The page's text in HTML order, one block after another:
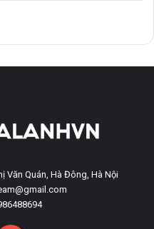
Văn Quán, Hà Đông, Hà Nội